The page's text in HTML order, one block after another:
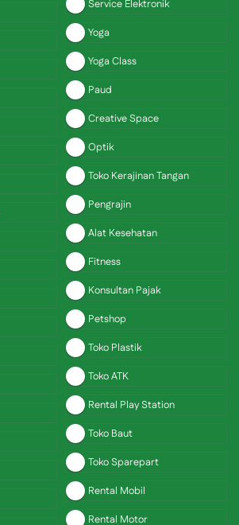
Service Elektronik
Yoga
Yoga Class
Paud
Creative Space
Optik
Toko Kerajinan Tangan
Pengrajin
Alat Kesehatan
Fitness
Konsultan Pajak
Petshop
Toko Plastik
Toko ATK
Rental Play Station
Toko Baut
Toko Sparepart
Rental Mobil
Rental Motor